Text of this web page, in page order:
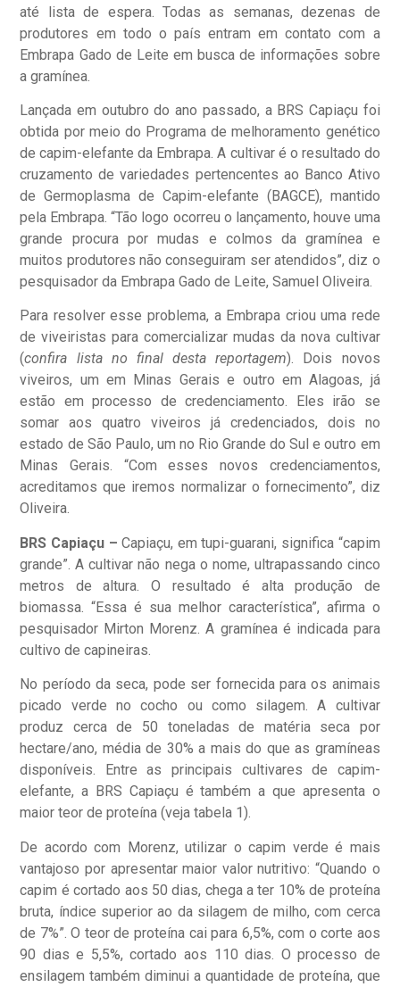
até lista de espera. Todas as semanas, dezenas de
produtores em todo o país entram em contato com a
Embrapa Gado de Leite em busca de informações sobre
a gramínea.
Lançada em outubro do ano passado, a BRS Capiaçu foi
obtida por meio do Programa de melhoramento genético
de capim-elefante da Embrapa. A cultivar é o resultado do
cruzamento de variedades pertencentes ao Banco Ativo
de Germoplasma de Capim-elefante (BAGCE), mantido
pela Embrapa. “Tão logo ocorreu o lançamento, houve uma
grande procura por mudas e colmos da gramínea e
muitos produtores não conseguiram ser atendidos”, diz o
pesquisador da Embrapa Gado de Leite, Samuel Oliveira.
Para resolver esse problema, a Embrapa criou uma rede
de viveiristas para comercializar mudas da nova cultivar
(confira lista no final desta reportagem). Dois novos
viveiros, um em Minas Gerais e outro em Alagoas, já
estão em processo de credenciamento. Eles irão se
somar aos quatro viveiros já credenciados, dois no
estado de São Paulo, um no Rio Grande do Sul e outro em
Minas Gerais. “Com esses novos credenciamentos,
acreditamos que iremos normalizar o fornecimento”, diz
Oliveira.
BRS Capiaçu – Capiaçu, em tupi-guarani, significa “capim
grande”. A cultivar não nega o nome, ultrapassando cinco
metros de altura. O resultado é alta produção de
biomassa. “Essa é sua melhor característica”, afirma o
pesquisador Mirton Morenz. A gramínea é indicada para
cultivo de capineiras.
No período da seca, pode ser fornecida para os animais
picado verde no cocho ou como silagem. A cultivar
produz cerca de 50 toneladas de matéria seca por
hectare/ano, média de 30% a mais do que as gramíneas
disponíveis. Entre as principais cultivares de capim-
elefante, a BRS Capiaçu é também a que apresenta o
maior teor de proteína (veja tabela 1).
De acordo com Morenz, utilizar o capim verde é mais
vantajoso por apresentar maior valor nutritivo: “Quando o
capim é cortado aos 50 dias, chega a ter 10% de proteína
bruta, índice superior ao da silagem de milho, com cerca
de 7%”. O teor de proteína cai para 6,5%, com o corte aos
90 dias e 5,5%, cortado aos 110 dias. O processo de
ensilagem também diminui a quantidade de proteína, que